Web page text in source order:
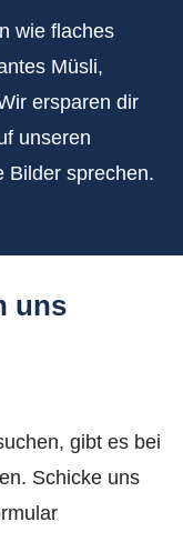
wie flaches
Müsli,
ersparen dir
unseren
Bilder sprechen.
uns
gibt es bei
Schicke uns